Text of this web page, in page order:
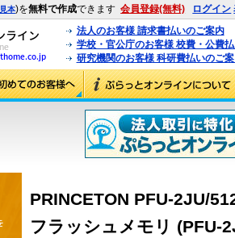
見本)を無料で作成できます 会員登録(無料) ログイン
法人のお客様 請求書払いのご案内
学校・官公庁のお客様 校費・公費
研究機関のお客様 科研費払いのご
PRINCETON PFU-2JU/
フラッシュメモリ (PFU-